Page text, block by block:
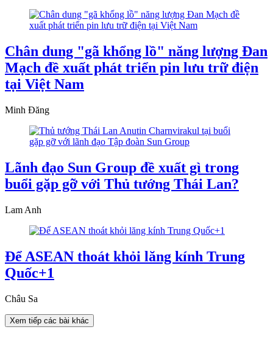
Chân dung "gã khổng lồ" năng lượng Đan
Mạch đề xuất phát triển pin lưu trữ điện
tại Việt Nam
Minh Đăng
Lãnh đạo Sun Group đề xuất gì trong
buổi gặp gỡ với Thủ tướng Thái Lan?
Lam Anh
Để ASEAN thoát khỏi lăng kính Trung
Quốc+1
Châu Sa
Xem tiếp các bài khác